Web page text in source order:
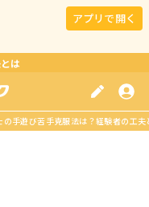
アプリで開く
は
の手遊び苦手克服法は？経験者の工夫